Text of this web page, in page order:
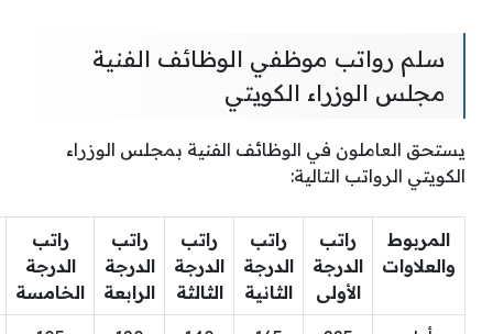
سلم رواتب موظفي الوظائف الفنية
مجلس الوزراء الكويتي
يستحق العاملون في الوظائف الفنية بمجلس الوزراء
الكويتي الرواتب التالية:
المربوط
والعلاوات
راتب
الدرجة
الأولى
راتب
الدرجة
الثانية
راتب
الدرجة
الثالثة
راتب
الدرجة
الرابعة
راتب
الدرجة
الخامسة